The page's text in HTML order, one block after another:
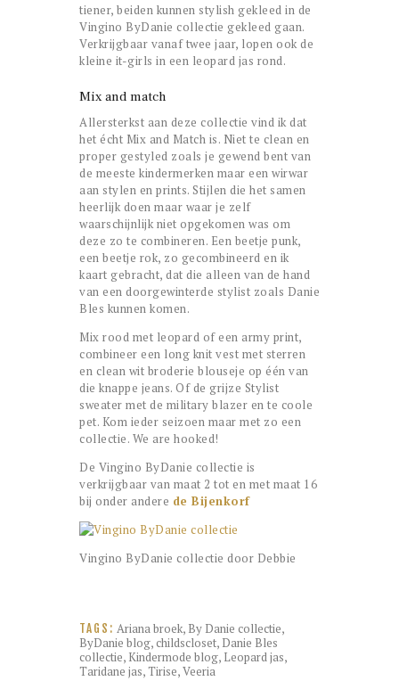
tiener, beiden kunnen stylish gekleed in de
Vingino ByDanie collectie gekleed gaan.
Verkrijgbaar vanaf twee jaar, lopen ook de
kleine it-girls in een leopard jas rond.
Mix and match
Allersterkst aan deze collectie vind ik dat
het écht Mix and Match is. Niet te clean en
proper gestyled zoals je gewend bent van
de meeste kindermerken maar een wirwar
aan stylen en prints. Stijlen die het samen
heerlijk doen maar waar je zelf
waarschijnlijk niet opgekomen was om
deze zo te combineren. Een beetje punk,
een beetje rok, zo gecombineerd en ik
kaart gebracht, dat die alleen van de hand
van een doorgewinterde stylist zoals Danie
Bles kunnen komen.
Mix rood met leopard of een army print,
combineer een long knit vest met sterren
en clean wit broderie blouseje op één van
die knappe jeans. Of de grijze Stylist
sweater met de military blazer en te coole
pet. Kom ieder seizoen maar met zo een
collectie. We are hooked!
De Vingino ByDanie collectie is
verkrijgbaar van maat 2 tot en met maat 16
bij onder andere de Bijenkorf
Vingino ByDanie collectie door Debbie
TAGS: Ariana broek, By Danie collectie,
ByDanie blog,childscloset, Danie Bles
collectie, Kindermode blog, Leopard jas,
Taridane jas,Tirise,Veeria